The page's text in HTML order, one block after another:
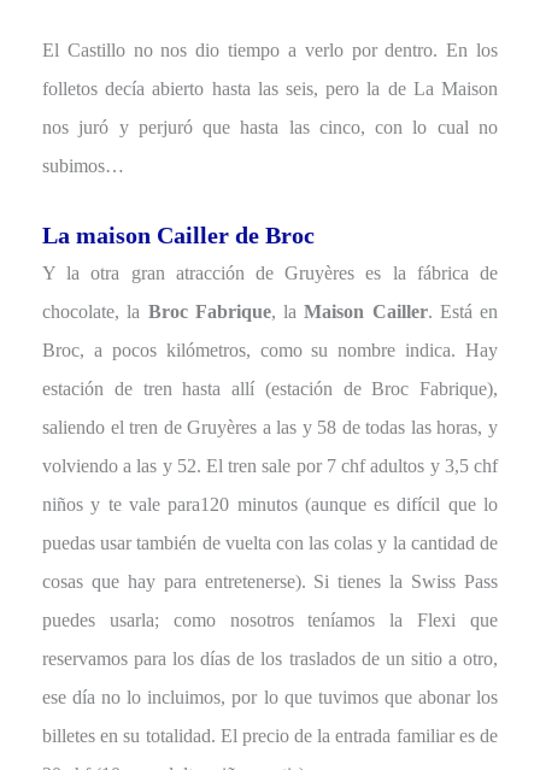
El Castillo no nos dio tiempo a verlo por dentro. En los
folletos decía abierto hasta las seis, pero la de La Maison
nos juró y perjuró que hasta las cinco, con lo cual no
subimos…
La maison Cailler de Broc
Y la otra gran atracción de Gruyères es la fábrica de
chocolate, la Broc Fabrique, laMaison Cailler. Está en
Broc, a pocos kilómetros, como su nombre indica. Hay
estación de tren hasta allí (estación de Broc Fabrique),
saliendo el tren de Gruyères a las y 58 de todas las horas, y
volviendo a las y 52. El tren sale por 7 chf adultos y 3,5 chf
niños y te vale para120 minutos (aunque es difícil que lo
puedas usar también de vuelta con las colas y la cantidad de
cosas que hay para entretenerse). Si tienes la Swiss Pass
puedes usarla; como nosotros teníamos la Flexi que
reservamos para los días de los traslados de un sitio a otro,
ese día no lo incluimos, por lo que tuvimos que abonar los
billetes en su totalidad. El precio de la entrada familiar es de